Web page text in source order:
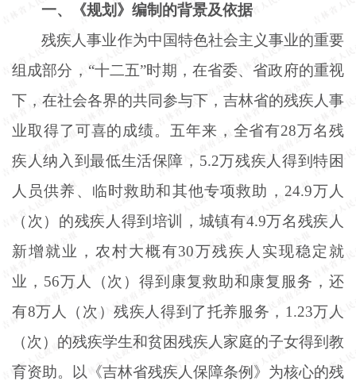
一、《规划》编制的背景及依据
残疾人事业作为中国特色社会主义事业的重要
组成部分， “十二五”时期，在省委、省政府的重视
下，在社会各界的共同参与下，吉林省的残疾人事
业取得了可喜的成绩。五年来，全省有28万名残
疾人纳入到最低生活保障，5.2万残疾人得到特困
人员供养、临时救助和其他专项救助，24.9万人
（次）的残疾人得到培训，城镇有4.9万名残疾人
新增就业，农村大概有30万残疾人实现稳定就
业，56万人（次）得到康复救助和康复服务，还
有8万人（次）残疾人得到了托养服务，1.23万人
（次）的残疾学生和贫困残疾人家庭的子女得到教
育资助。以《吉林省残疾人保障条例》为核心的残